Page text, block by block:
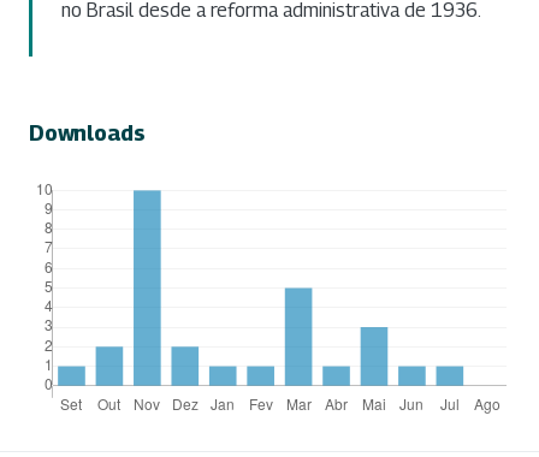
no Brasil desde a reforma administrativa de 1936.
Downloads